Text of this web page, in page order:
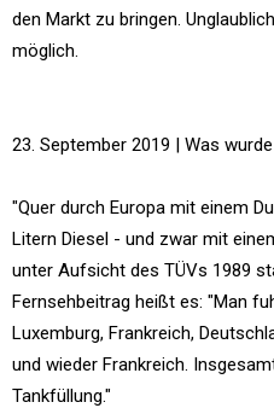
den Markt zu bringen.
möglich.
23. September 2019 | Was
"Quer durch Europa mit einem
Litern Diesel - und zwar mit
unter Aufsicht des TÜVs 1989
Fernsehbeitrag heißt es: "Man
Luxemburg, Frankreich,
und wieder Frankreich.
Tankfüllung."